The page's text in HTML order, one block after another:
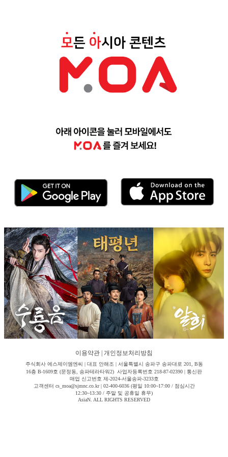
이용약관 개인정보처리방침
주식회사 에스제이엠엔씨 | 대표 안해조 | 서울특별시 송파구 송파대로 201, B동
16층 B-1609호 (문정동, 송파테라타워2) 사업자등록번호 218-87-02390 | 통신판
매업 신고번호 제-2024-서울송파-3233호
고객센터 cs_moa@sjmnc.co.kr | 02-400-6036 (평일 10:00~17:00 / 점심시간
12:30~13:30 / 주말 및 공휴일 휴무)
AsiaN. ALL RIGHTS RESERVED